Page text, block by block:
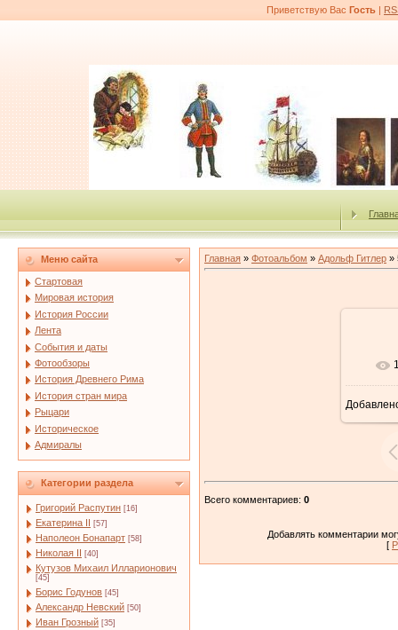
Приветствую Вас Гость |
Меню сайта
Стартовая
Мировая история
История России
Лента
События и даты
Фотообзоры
История Древнего Рима
История стран мира
Рыцари
Историческое
Адмиралы
Категории раздела
Григорий Распутин [16]
Екатерина II [57]
Наполеон Бонапарт [58]
Николая II [40]
Кутузов Михаил Илларионович
[45]
Борис Годунов [45]
Александр Невский [50]
Иван Грозный [35]
Главная » Фотоальбом » Адольф Гитлер »
Всего комментариев: 0
Добавлять комментарии
[